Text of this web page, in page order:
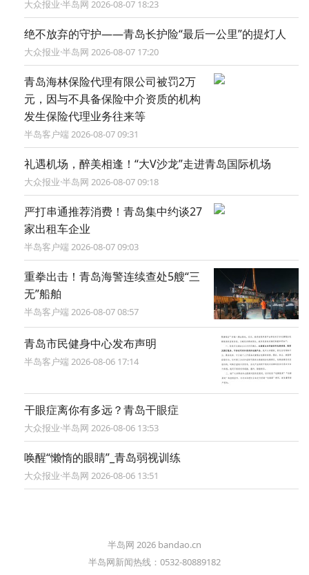
大众报业·半岛网 2026-08-07 18:23
绝不放弃的守护——青岛长护险“最后一公里”的提灯人
大众报业·半岛网 2026-08-07 17:20
青岛海林保险代理有限公司被罚2万
元，因与不具备保险中介资质的机构
发生保险代理业务往来等
半岛客户端 2026-08-07 09:31
礼遇机场，醉美相逢！“大V沙龙”走进青岛国际机场
大众报业·半岛网 2026-08-07 09:18
严打串通推荐消费！青岛集中约谈27
家出租车企业
半岛客户端 2026-08-07 09:03
重拳出击！青岛海警连续查处5艘“三
无”船舶
半岛客户端 2026-08-07 08:57
青岛市民健身中心发布声明
半岛客户端 2026-08-06 17:14
干眼症离你有多远？青岛干眼症
大众报业·半岛网 2026-08-06 13:53
唤醒“懒惰的眼睛”_青岛弱视训练
大众报业·半岛网 2026-08-06 13:51
半岛网 2026 bandao.cn
半岛网新闻热线：0532-80889182